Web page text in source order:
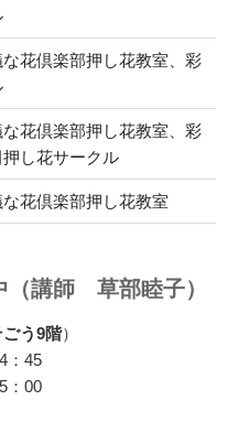
花倶楽部押し花教室、彩
花倶楽部押し花教室、彩
し花サークル
花倶楽部押し花教室
（講師 草部睦子）
ごう9階）
：45
：00